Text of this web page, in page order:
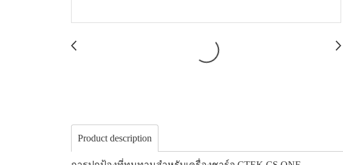
Product description